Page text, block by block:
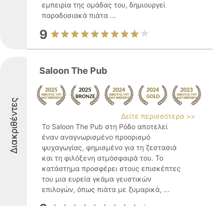
εμπειρία της ομάδας του, δημιουργεί
παραδοσιακά πιάτα ...
9
Διακριθέντες
Saloon The Pub
Δείτε περισσότερα >>
Το Saloon The Pub στη Ρόδο αποτελεί
έναν αναγνωρισμένο προορισμό
ψυχαγωγίας, φημισμένο για τη ζεστασιά
και τη φιλόξενη ατμόσφαιρά του. Το
κατάστημα προσφέρει στους επισκέπτες
του μια ευρεία γκάμα γευστικών
επιλογών, όπως πιάτα με ζυμαρικά, ...